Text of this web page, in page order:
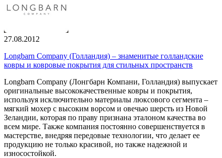
27.08.2012
Longbarn Company (Голландия) – знаменитые голландские
ковры и ковровые покрытия для стильных пространств
Longbarn Company (Лонгбарн Компани, Голландия) выпускает
оригинальные высококачественные ковры и покрытия,
используя исключительно материалы люксового сегмента –
мягкий мохер с высоким ворсом и овечью шерсть из Новой
Зеландии, которая по праву признана эталоном качества во
всем мире. Также компания постоянно совершенствуется в
мастерстве, внедряя передовые технологии, что делает ее
продукцию не только красивой, но также надежной и
износостойкой.